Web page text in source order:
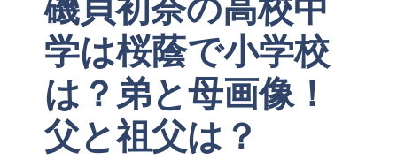
学は桜蔭で小学校
は？弟と母画像！
父と祖父は？